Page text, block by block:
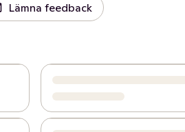
Lämna feedback